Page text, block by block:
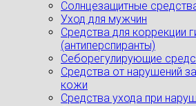
Солнцезащитные
Уход для мужчин
Средства для коррекции
(антиперспиранты)
Себорегулирующие
Средства от нарушений
кожи
Средства ухода при